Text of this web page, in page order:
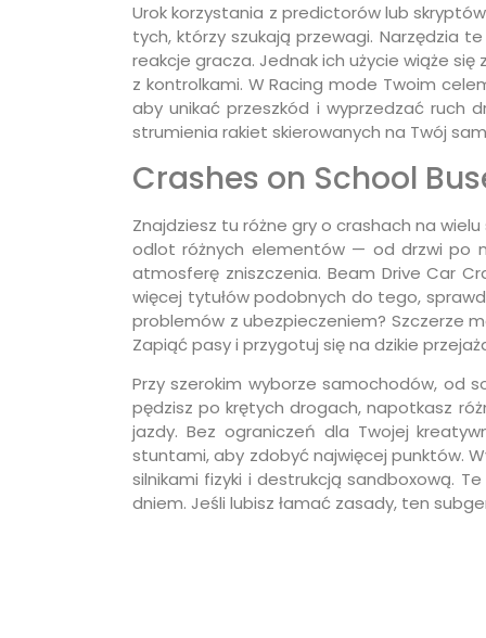
Urok korzystania z predictorów lub
tych, którzy szukają przewagi. Narzędzia
reakcje gracza. Jednak ich użycie wiąże
z kontrolkami. W Racing mode Twoim
aby unikać przeszkód i wyprzedzać ruch
strumienia rakiet skierowanych na Twój
Crashes on School
Znajdziesz tu różne gry o crashach na
odlot różnych elementów — od drzwi po
atmosferę zniszczenia. Beam Drive Car
więcej tytułów podobnych do tego,
problemów z ubezpieczeniem? Szczerze
Zapiąć pasy i przygotuj się na dzikie
Przy szerokim wyborze samochodów, od
pędzisz po krętych drogach, napotkasz
jazdy. Bez ograniczeń dla Twojej
stuntami, aby zdobyć najwięcej punktów.
silnikami fizyki i destrukcją sandboxową.
dniem. Jeśli lubisz łamać zasady, ten